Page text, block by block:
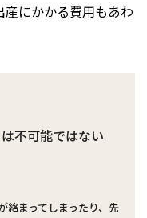
にかかる費用もあわ
不可能ではない
まってしまったり、先